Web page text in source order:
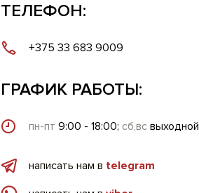
ТЕЛЕФОН:
+375 33 683 9009
ГРАФИК РАБОТЫ:
пн-пт 9:00 - 18:00; сб,вс выходной
написать нам в telegram